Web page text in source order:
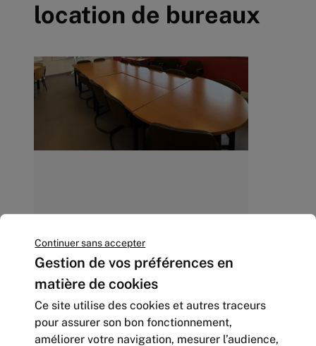
location de bureaux
D'OR
420m² | divisibles à partir deà partir
de 11 m²
54 600 Euros HC/an
Continuer sans accepter
Gestion de vos préférences en
matière de cookies
Ce site utilise des cookies et autres traceurs
pour assurer son bon fonctionnement,
améliorer votre navigation, mesurer l’audience,